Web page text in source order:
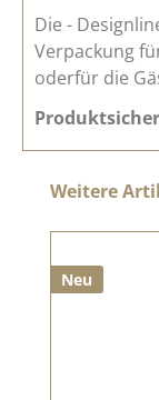
Die -
Verpackung
oderfür die
Weitere
Neu